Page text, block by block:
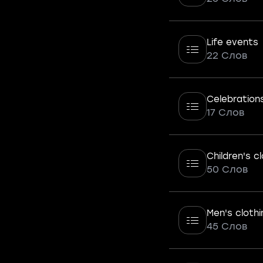
Life events
22 Слов
17 Слов
Children's
50 Слов
Men's
45 Слов